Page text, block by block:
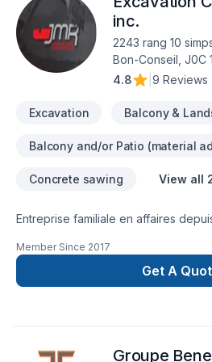
service d'exception, centré sur vos
aspirations.
inc.
2243 rang 10
Bon-Conseil, J0C
4.8
9 Reviews
Excavation Balcony &
Balcony and/or Patio (material
Concrete sawing View all
Entreprise familiale en affaires depuis 2016.
eaux et autres. Transport de sable & gravier Travaux de
béton, fondation Nudura, dalle, etc..
Member Since 2017
Get A
Groupe